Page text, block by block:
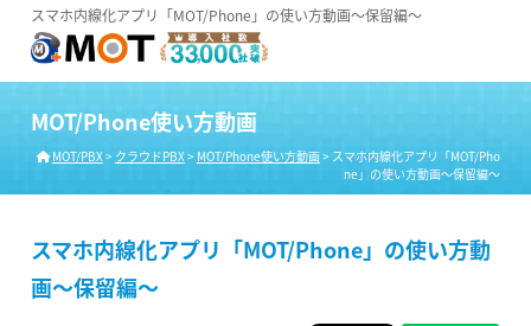
スマホ内線化アプリ「MOT/Phone」の使い方動画～保留編～
MOT/Phone使い方動画
MOT/PBX> クラウドPBX> MOT/Phone使い方動画> スマホ内線化アプリ「MOT/Pho
ne」の使い方動画～保留編～
スマホ内線化アプリ「MOT/Phone」の使い方動
画～保留編～